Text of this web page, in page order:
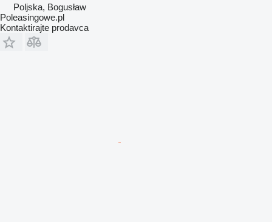
Poljska, Bogusław
Poleasingowe.pl
Kontaktirajte prodavca